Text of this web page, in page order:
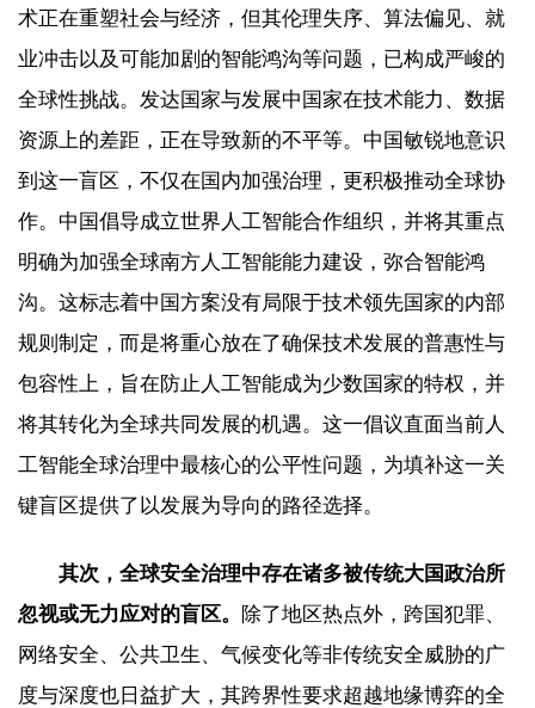
术正在重塑社会与经济，但其伦理失序、算法偏见、就
业冲击以及可能加剧的智能鸿沟等问题，已构成严峻的
全球性挑战。发达国家与发展中国家在技术能力、数据
资源上的差距，正在导致新的不平等。中国敏锐地意识
到这一盲区，不仅在国内加强治理，更积极推动全球协
作。中国倡导成立世界人工智能合作组织，并将其重点
明确为加强全球南方人工智能能力建设，弥合智能鸿
沟。这标志着中国方案没有局限于技术领先国家的内部
规则制定，而是将重心放在了确保技术发展的普惠性与
包容性上，旨在防止人工智能成为少数国家的特权，并
将其转化为全球共同发展的机遇。这一倡议直面当前人
工智能全球治理中最核心的公平性问题，为填补这一关
键盲区提供了以发展为导向的路径选择。
其次，全球安全治理中存在诸多被传统大国政治所
忽视或无力应对的盲区。
除了地区热点外，跨国犯罪、
网络安全、公共卫生、气候变化等非传统安全威胁的广
度与深度也日益扩大，其跨界性要求超越地缘博弈的全